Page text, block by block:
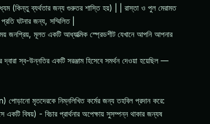
(কিন্তু ব্যর্থতার জন্য গুরুতর শাস্তি হয়) | | রাস্তা ও পুল মেরামত
ঘটনার জন্য, সম্মিলিত |
মূলত একটি আধ্যাত্মিক স্প্রেডশীট যেখানে আপনি আপনার
স্ব-উন্নতির একটি সরঞ্জাম হিসেবে সমর্থন দেওয়া হয়েছিল —
মৃতদেরকে নিম্নলিখিত কর্মের জন্য তহবিল প্রদান করে:
বিষয়) - বিচার প্রার্থনার অপেক্ষায় সুসম্পন্ন থাকার জন্যষ